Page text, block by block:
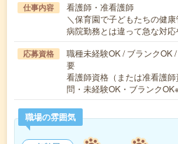
仕事内容
看護師・准看護師
＼保育園で子どもたちの健
病院勤務とは違って急な対
応募資格
職種未経験OK / ブランクOK
要
看護師資格（または准看護
問・未経験OK・ブランク
職場の雰囲気